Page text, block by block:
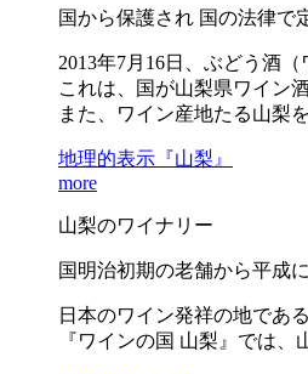
国から保護され 国の法律で
2013年7月16日、ぶどう酒
これは、国が山梨県ワイン
また、ワイン産地たる山梨
地理的表示『山梨』
more
山梨のワイナリー
国明治初期の老舗から平成
日本のワイン発祥の地であ
『ワインの国 山梨』では